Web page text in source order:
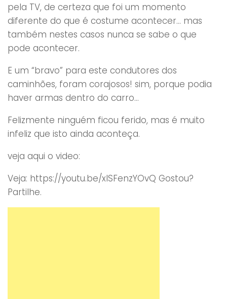
pela TV, de certeza que foi um momento
diferente do que é costume acontecer… mas
também nestes casos nunca se sabe o que
pode acontecer.
E um “bravo” para este condutores dos
caminhões, foram corajosos! sim, porque podia
haver armas dentro do carro…
Felizmente ninguém ficou ferido, mas é muito
infeliz que isto ainda aconteça.
veja aqui o video:
Veja: https://youtu.be/xlSFenzYOvQ Gostou?
Partilhe.